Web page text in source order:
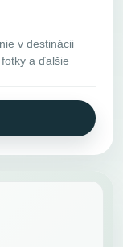
v destinácii
a ďalšie